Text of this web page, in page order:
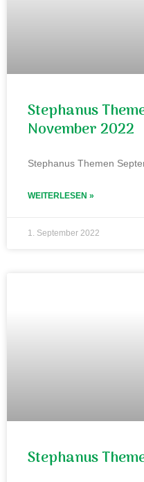
Stephanus
November 2022
Stephanus Themen
WEITERLESEN »
1. September 2022
Stephanus